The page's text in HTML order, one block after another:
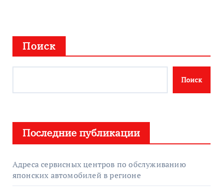
Поиск
Поиск
Последние публикации
Адреса сервисных центров по обслуживанию
японских автомобилей в регионе